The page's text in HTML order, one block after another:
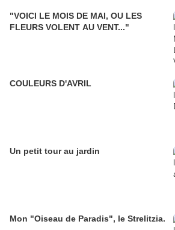
"VOICI LE MOIS DE MAI, OU LES
FLEURS VOLENT AU VENT..."
COULEURS D'AVRIL
Un petit tour au jardin
Mon "Oiseau de Paradis", le Strelitzia.